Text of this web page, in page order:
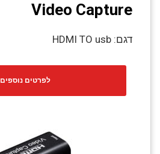
Video Capture
דגם: HDMI TO usb
לפרטים נוספים